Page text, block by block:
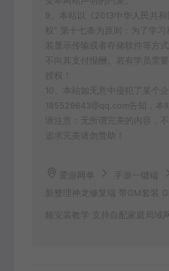
9、本站以《2013中华人民共
权” 第十七条为原则：为了学
装显示传输或者存储软件等方
不向其支付报酬。若有学员需
10、本站如无意中侵犯了某个
185529643@qq.com告知，本
请注意：无所谓完美的内容，
追求完美请勿赞助！
爱游网单 手游一键端
新整理神龙修复端 带GM套装
频安装教学 支持自配家庭局域